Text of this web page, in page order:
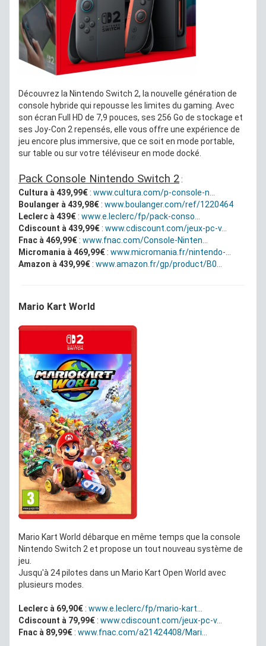
Découvrez la Nintendo Switch 2, la nouvelle génération de
console hybride qui repousse les limites du gaming. Avec
son écran Full HD de 7,9 pouces, ses 256 Go de stockage et
ses Joy-Con 2 repensés, elle vous offre une expérience de
jeu encore plus immersive, que ce soit en mode portable,
sur table ou sur votre téléviseur en mode docké.
Pack Console Nintendo Switch 2 :
Cultura à 439,99€ : www.cultura.com/p-console-n...
Boulanger à 439,98€ : www.boulanger.com/ref/1220464
Leclerc à 439€ : www.e.leclerc/fp/pack-conso...
Cdiscount à 439,99€ : www.cdiscount.com/jeux-pc-v...
Fnac à 469,99€ : www.fnac.com/Console-Ninten...
Micromania à 469,99€ : www.micromania.fr/nintendo-...
Amazon à 439,99€ : www.amazon.fr/gp/product/B0...
Mario Kart World
Mario Kart World débarque en même temps que la console
Nintendo Switch 2 et propose un tout nouveau système de
jeu.
Jusqu'à 24 pilotes dans un Mario Kart Open World avec
plusieurs modes.
Leclerc à 69,90€ : www.e.leclerc/fp/mario-kart...
Cdiscount à 79,99€ : www.cdiscount.com/jeux-pc-v...
Fnac à 89,99€ : www.fnac.com/a21424408/Mari...